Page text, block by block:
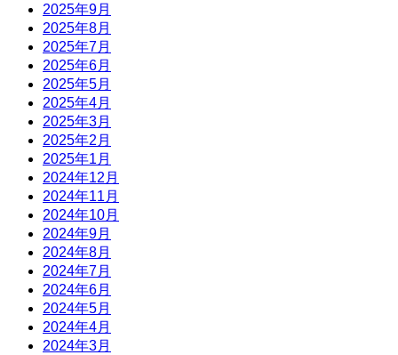
2025年9月
2025年8月
2025年7月
2025年6月
2025年5月
2025年4月
2025年3月
2025年2月
2025年1月
2024年12月
2024年11月
2024年10月
2024年9月
2024年8月
2024年7月
2024年6月
2024年5月
2024年4月
2024年3月